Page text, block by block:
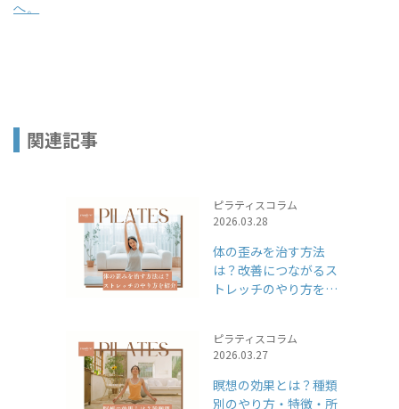
へ。
関連記事
ピラティスコラム
2026.03.28
体の歪みを治す方法
は？改善につながるス
トレッチのやり方を紹
ピラティスコラム
2026.03.27
瞑想の効果とは？種類
別のやり方・特徴・所